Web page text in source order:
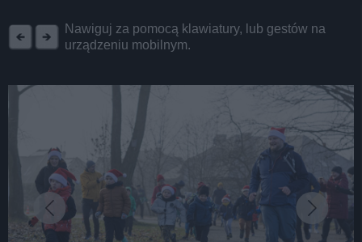
Nawiguj za pomocą klawiatury, lub gestów na
urządzeniu mobilnym.